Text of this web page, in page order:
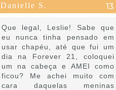
Danielle S.
Que legal, Leslie! Sabe que
eu nunca tinha pensado em
usar chapéu, até que fui um
dia na Forever 21, coloquei
um na cabeça e AMEI como
ficou? Me achei muito com
cara daquelas meninas